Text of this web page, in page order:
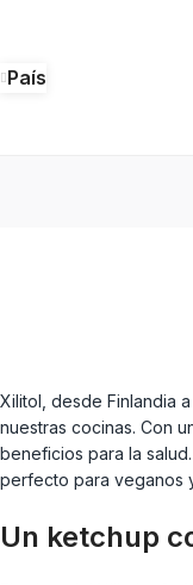
País
Xilitol, desde Finlandia
nuestras cocinas. Con
beneficios para la
perfecto para veganos
Un ketchup